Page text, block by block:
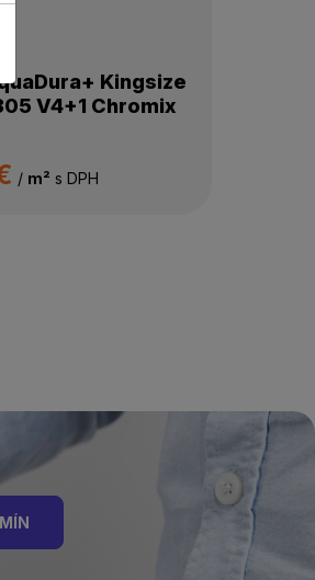
Kingsize
V4+1 Chromix
/ m² s DPH